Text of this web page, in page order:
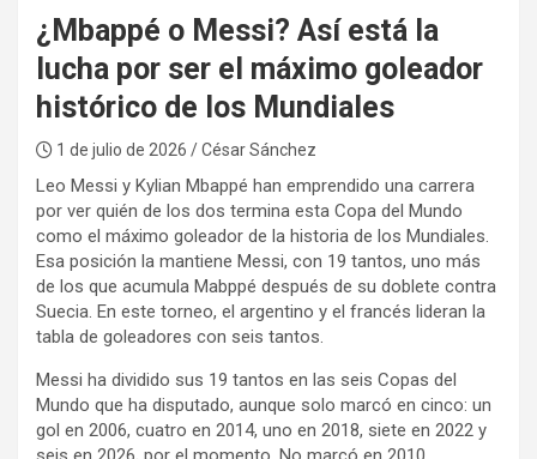
¿Mbappé o Messi? Así está la
lucha por ser el máximo goleador
histórico de los Mundiales
1 de julio de 2026 / César Sánchez
Leo Messi y Kylian Mbappé han emprendido una carrera
por ver quién de los dos termina esta Copa del Mundo
como el máximo goleador de la historia de los Mundiales.
Esa posición la mantiene Messi, con 19 tantos, uno más
de los que acumula Mabppé después de su doblete contra
Suecia. En este torneo, el argentino y el francés lideran la
tabla de goleadores con seis tantos.
Messi ha dividido sus 19 tantos en las seis Copas del
Mundo que ha disputado, aunque solo marcó en cinco: un
gol en 2006, cuatro en 2014, uno en 2018, siete en 2022 y